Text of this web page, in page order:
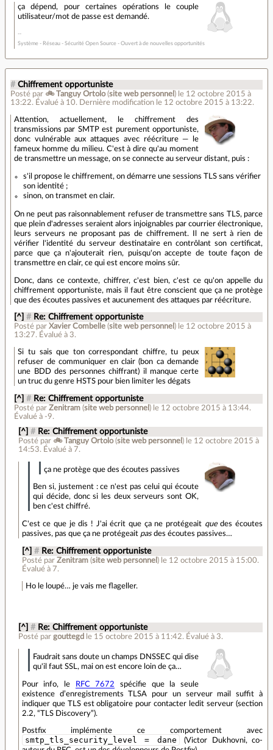
ça dépend, pour certaines opérations le couple
utilisateur/mot de passe est demandé.
Système - Réseau - Sécurité Open Source - Ouvert à de nouvelles opportunités
# Chiffrement opportuniste
Posté par 🚲 Tanguy Ortolo(site web personnel ) le 12 octobre 2015 à
13:22. Évalué à 10. Dernière modification le 12 octobre 2015 à 13:22.
Attention, actuellement, le chiffrement des
transmissions par SMTP est purement opportuniste,
donc vulnérable aux attaques avec réécriture — le
fameux homme du milieu. C'est à dire qu'au moment
de transmettre un message, on se connecte au serveur distant, puis :
s'il propose le chiffrement, on démarre une sessions TLS sans vérifier
son identité ;
sinon, on transmet en clair.
On ne peut pas raisonnablement refuser de transmettre sans TLS, parce
que plein d'adresses seraient alors injoignables par courrier électronique,
leurs serveurs ne proposant pas de chiffrement. Il ne sert à rien de
vérifier l'identité du serveur destinataire en contrôlant son certificat,
parce que ça n'ajouterait rien, puisqu'on accepte de toute façon de
transmettre en clair, ce qui est encore moins sûr.
Donc, dans ce contexte, chiffrer, c'est bien, c'est ce qu'on appelle du
chiffrement opportuniste, mais il faut être conscient que ça ne protège
que des écoutes passives et aucunement des attaques par réécriture.
[^] # Re: Chiffrement opportuniste
Posté par Xavier Combelle (site web personnel ) le 12 octobre 2015 à
13:27. Évalué à 3.
Si tu sais que ton correspondant chiffre, tu peux
refuser de communiquer en clair (bon ca demande
une BDD des personnes chiffrant) il manque certe
un truc du genre HSTS pour bien limiter les dégats
[^] # Re: Chiffrement opportuniste
Posté parZenitram (site web personnel ) le 12 octobre 2015 à 13:44.
Évalué à -9.
[^] # Re: Chiffrement opportuniste
Posté par 🚲 Tanguy Ortolo(site web personnel ) le 12 octobre 2015 à
14:53. Évalué à 7.
ça ne protège que des écoutes passives
Ben si, justement : ce n'est pas celui qui écoute
qui décide, donc si les deux serveurs sont OK,
ben c'est chiffré.
C'est ce que je dis ! J'ai écrit que ça ne protégeait quedes écoutes
passives, pas que ça ne protégeait pasdes écoutes passives…
[^] # Re: Chiffrement opportuniste
Posté parZenitram (site web personnel ) le 12 octobre 2015 à 15:00.
Évalué à7.
Ho le loupé… je vais me flageller.
[^] # Re: Chiffrement opportuniste
Posté par gouttegd le 15 octobre 2015 à 11:42. Évalué à 3.
Faudrait sans doute un champs DNSSEC qui dise
qu'il faut SSL, mai on est encore loin de ça…
Pour info, le RFC 7672
spécifie que la seule
existence d’enregistrements TLSA pour un serveur mail suffit à
indiquer que TLS est obligatoire pour contacter ledit serveur (section
2.2, “TLS Discovery”).
Postfix implémente ce comportement avec
smtp_tls_security_level = dane
(Victor Dukhovni, co-